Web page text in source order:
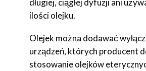
długiej, ciągłej dyfuzji ani
ilości olejku.
Olejek można dodawać
urządzeń, których producent
stosowanie olejków